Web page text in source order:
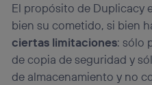
El propósito de Duplicacy
bien su cometido, si bien
ciertas limitaciones: sólo
de copia de seguridad y
de almacenamiento y no